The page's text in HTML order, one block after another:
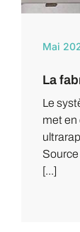
Mai
La
Le
met en
[...]